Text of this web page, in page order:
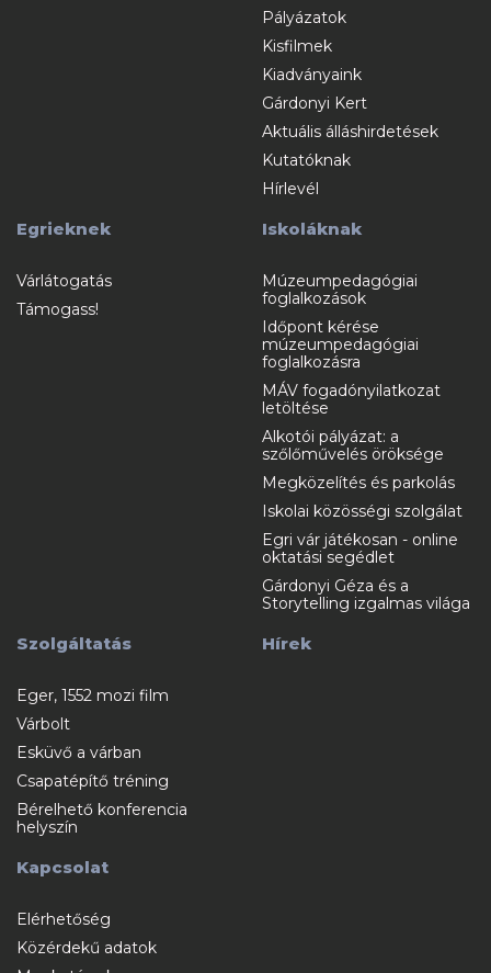
Pályázatok
Kisfilmek
Kiadványaink
Gárdonyi Kert
Aktuális álláshirdetések
Kutatóknak
Hírlevél
Egrieknek
Várlátogatás
Támogass!
Iskoláknak
Múzeumpedagógiai
foglalkozások
Időpont kérése
múzeumpedagógiai
foglalkozásra
MÁV fogadónyilatkozat
letöltése
Alkotói pályázat: a
szőlőművelés öröksége
Megközelítés és parkolás
Iskolai közösségi szolgálat
Egri vár játékosan - online
oktatási segédlet
Gárdonyi Géza és a
Storytelling izgalmas világa
Szolgáltatás
Eger, 1552 mozi film
Várbolt
Esküvő a várban
Csapatépítő tréning
Bérelhető konferencia
helyszín
Hírek
Kapcsolat
Elérhetőség
Közérdekű adatok